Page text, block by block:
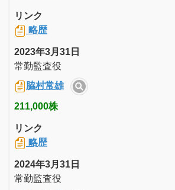
リンク
略歴
2023年3月31日
常勤監査役
脇村常雄
211,000株
リンク
略歴
2024年3月31日
常勤監査役